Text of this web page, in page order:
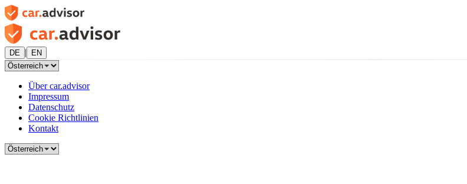
DE | EN
Über car.advisor
Impressum
Datenschutz
Cookie Richtlinien
Kontakt